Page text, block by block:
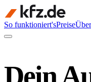
So funktioniert'sPreise